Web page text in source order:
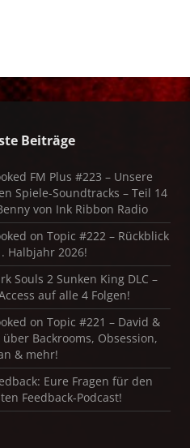
Beiträge
FM Plus #223 – Unsere
Spiele-Soundtracks – Teil 14
von Ink Ribbon Radio
on Topic #222 – Rückblick
Halbjahr 2026!
Souls 2 Sunken King DLC –
auf alle 4 Folgen!
on Topic #221 – David &
über Backrooms, Obsession,
& mehr!
Eure Fragen für den
Feedback-Podcast!